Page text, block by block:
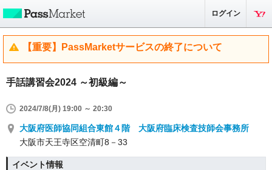
ログイン
【重要】PassMarketサービスの終了について
手話講習会2024 ～初級編～
2024/7/8(月) 19:00 ～ 20:30
大阪府医師協同組合東館４階 大阪府臨床検査技師会事務所
大阪市天王寺区空清町8－33
イベント情報